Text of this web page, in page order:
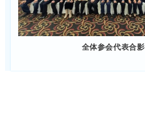
全体参会代表合影